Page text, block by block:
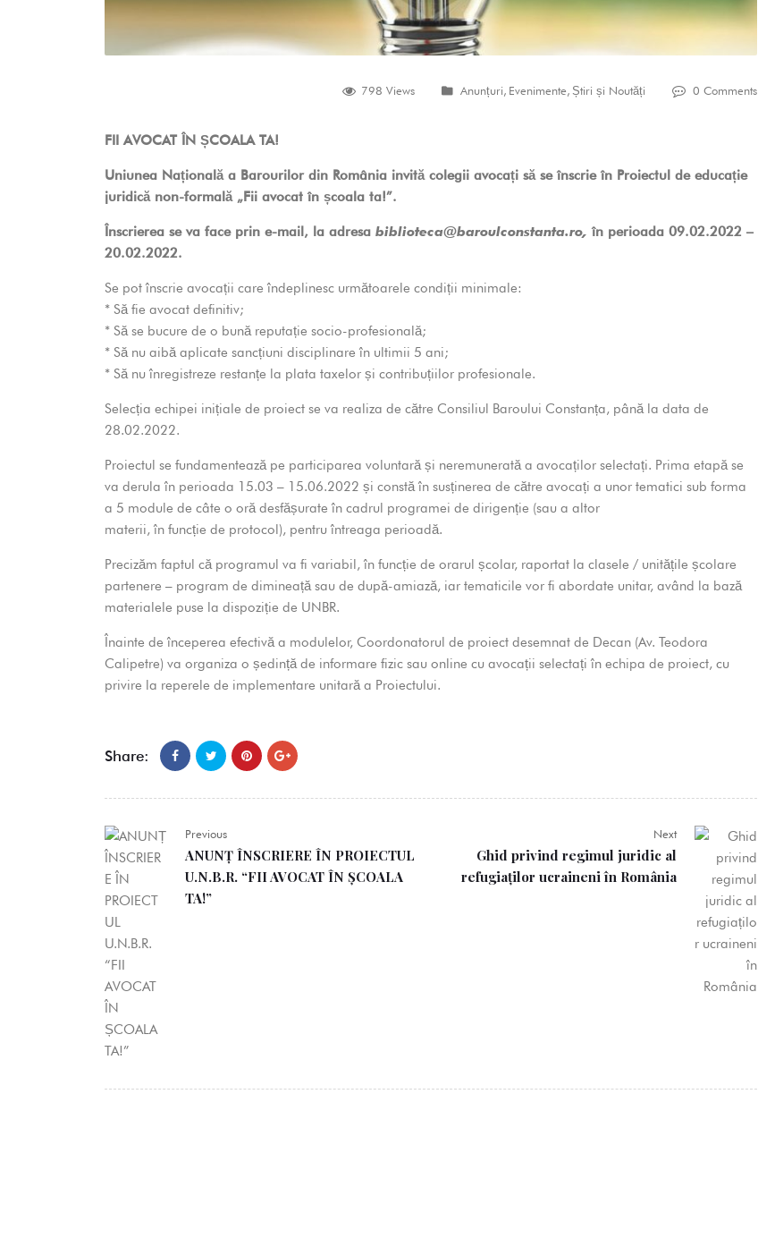
798 Views Anunțuri, Evenimente, Știri și Noutăți 0 Comments
FII AVOCAT ÎN ȘCOALA TA!
Uniunea Națională a Barourilor din România invită colegii avocați să se înscrie în Proiectul de educație
juridică non-formală „Fii avocat în școala ta!”.
Înscrierea se va face prin e-mail, la adresa biblioteca@baroulconstanta.ro, în perioada 09.02.2022 –
20.02.2022.
Se pot înscrie avocații care îndeplinesc următoarele condiții minimale:
* Să fie avocat definitiv;
* Să se bucure de o bună reputație socio-profesională;
* Să nu aibă aplicate sancțiuni disciplinare în ultimii 5 ani;
* Să nu înregistreze restanțe la plata taxelor și contribuțiilor profesionale.
Selecția echipei inițiale de proiect se va realiza de către Consiliul Baroului Constanța, până la data de
28.02.2022.
Proiectul se fundamentează pe participarea voluntară și neremunerată a avocaților selectați. Prima etapă se
va derula în perioada 15.03 – 15.06.2022 și constă în susținerea de către avocați a unor tematici sub forma
a 5 module de câte o oră desfășurate în cadrul programei de dirigenție (sau a altor
materii, în funcție de protocol), pentru întreaga perioadă.
Precizăm faptul că programul va fi variabil, în funcție de orarul școlar, raportat la clasele / unitățile școlare
partenere – program de dimineață sau de după-amiază, iar tematicile vor fi abordate unitar, având la bază
materialele puse la dispoziție de UNBR.
Înainte de începerea efectivă a modulelor, Coordonatorul de proiect desemnat de Decan (Av. Teodora
Calipetre) va organiza o ședință de informare fizic sau online cu avocații selectați în echipa de proiect, cu
privire la reperele de implementare unitară a Proiectului.
Share:
Previous
ANUNȚ ÎNSCRIERE ÎN PROIECTUL
U.N.B.R. “FII AVOCAT ÎN ȘCOALA
TA!”
Next
Ghid privind regimul juridic al
refugiaților ucraineni în România